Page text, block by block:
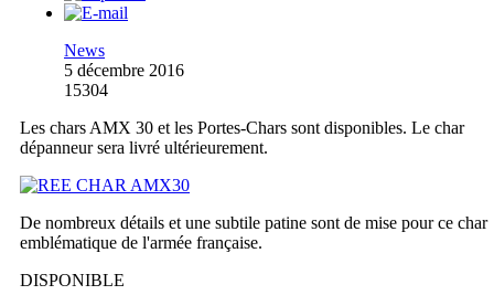
News
5 décembre 2016
15304
Les chars AMX 30 et les Portes-Chars sont disponibles. Le char
dépanneur sera livré ultérieurement.
De nombreux détails et une subtile patine sont de mise pour ce char
emblématique de l'armée française.
DISPONIBLE